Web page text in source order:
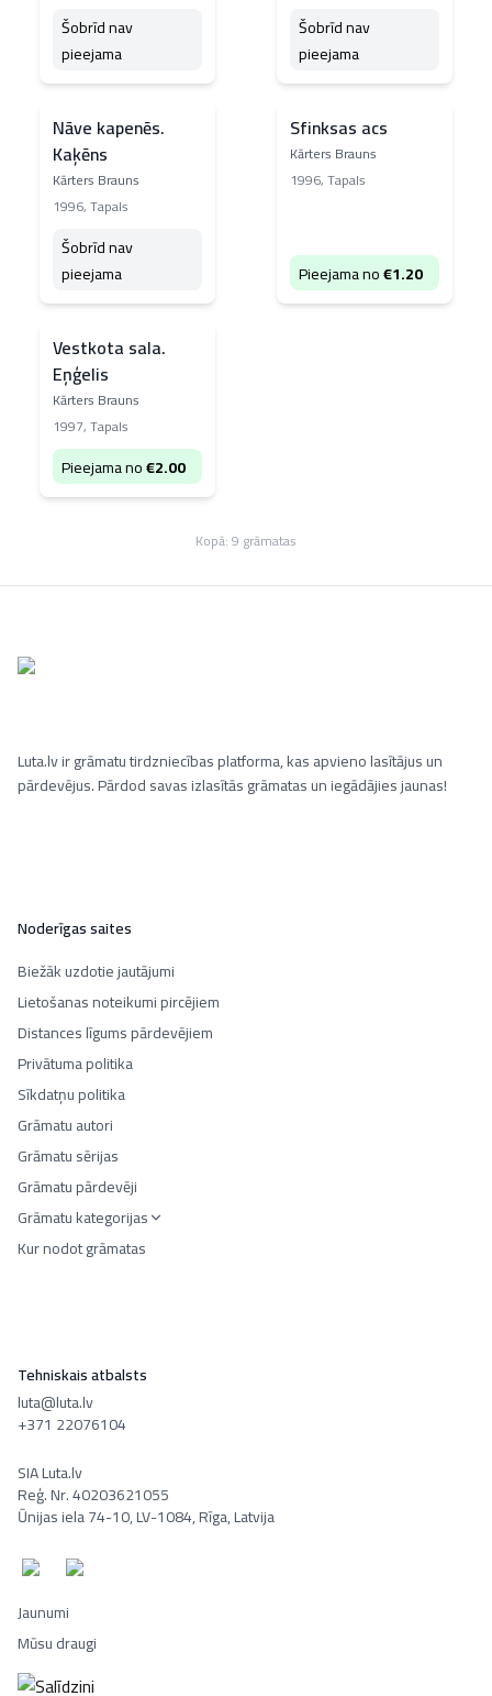
Šobrīd nav
pieejama
ieradums
nogalināt
Šobrīd nav
pieejama
Nāve kapenēs.
Kaķēns
Kārters Brauns
1996,Tapals
Šobrīd nav
pieejama
Sfinksas acs
Kārters Brauns
1996,Tapals
Pieejama no€1.20
Vestkota sala.
Eņģelis
Kārters Brauns
1997,Tapals
Pieejama no€2.00
Kopā:9 grāmatas
Luta.lv ir grāmatu tirdzniecības platforma, kas apvieno lasītājus un
pārdevējus. Pārdod savas izlasītās grāmatas un iegādājies jaunas!
Noderīgas saites
Biežāk uzdotie jautājumi
Lietošanas noteikumi pircējiem
Distances līgums pārdevējiem
Privātuma politika
Sīkdatņu politika
Grāmatu autori
Grāmatu sērijas
Grāmatu pārdevēji
Grāmatu kategorijas
Kur nodot grāmatas
Tehniskais atbalsts
luta@luta.lv
+371 22076104
SIA Luta.lv
Reģ. Nr. 40203621055
Ūnijas iela 74-10, LV-1084, Rīga, Latvija
Jaunumi
Mūsu draugi